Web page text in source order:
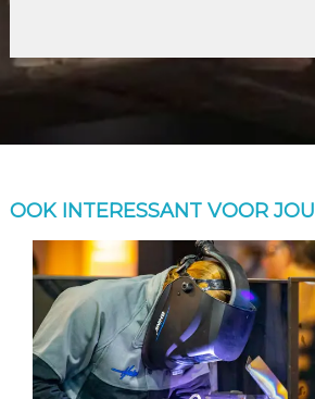
OOK INTERESSANT VOOR JOU